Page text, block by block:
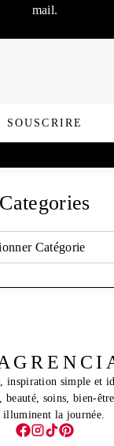
mail.
SOUSCRIRE
Categories
inspiration simple et
beauté, soins, bien-
illuminent la journée.